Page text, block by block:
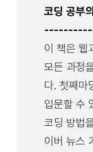
코딩 공부
이 책은 웹
모든 과정
다. 첫째마
입문할 수
코딩 방법
이버 뉴스